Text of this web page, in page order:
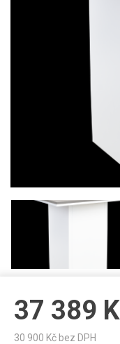
37 389
30 900 Kč bez DPH